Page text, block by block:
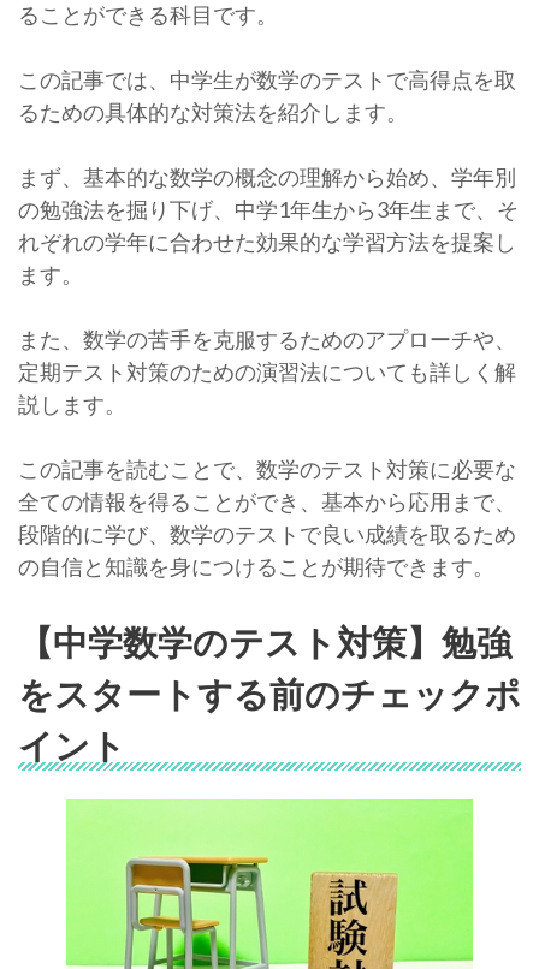
ることができる科目です。
この記事では、中学生が数学のテストで高得点を取
るための具体的な対策法を紹介します。
まず、基本的な数学の概念の理解から始め、学年別
の勉強法を掘り下げ、中学1年生から3年生まで、そ
れぞれの学年に合わせた効果的な学習方法を提案し
ます。
また、数学の苦手を克服するためのアプローチや、
定期テスト対策のための演習法についても詳しく解
説します。
この記事を読むことで、数学のテスト対策に必要な
全ての情報を得ることができ、基本から応用まで、
段階的に学び、数学のテストで良い成績を取るため
の自信と知識を身につけることが期待できます。
【中学数学のテスト対策】勉強
をスタートする前のチェックポ
イント